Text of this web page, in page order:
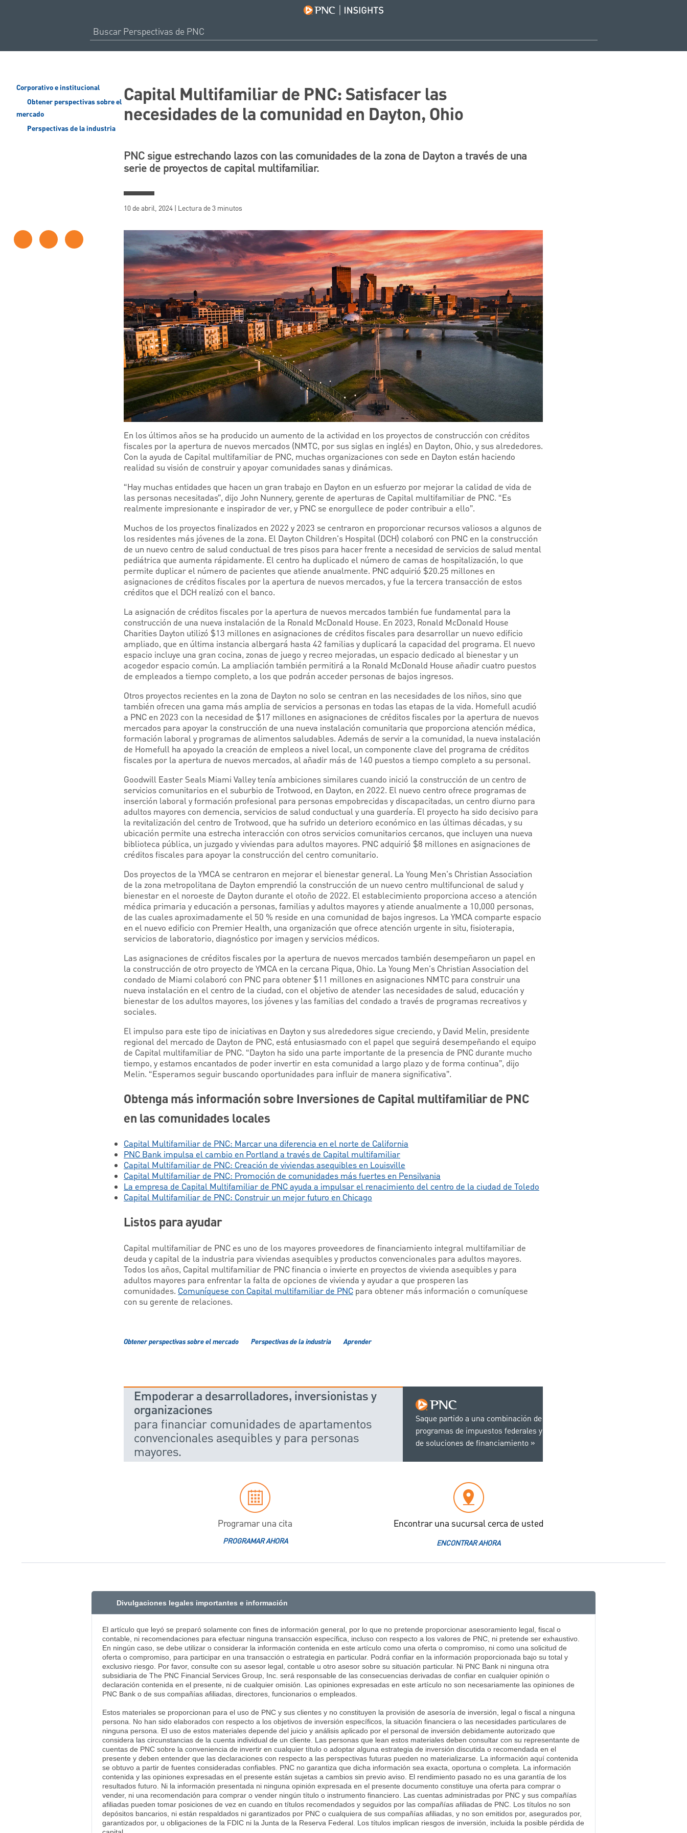
Corporativo e institucional
Obtener perspectivas sobre el
mercado
Perspectivas de la industria
Capital Multifamiliar de PNC: Satisfacer las
necesidades de la comunidad en Dayton, Ohio
PNC sigue estrechando lazos con las comunidades de la zona de Dayton a través de una
serie de proyectos de capital multifamiliar.
10 de abril, 2024 | Lectura de 3 minutos
En los últimos años se ha producido un aumento de la actividad en los proyectos de construcción con créditos
fiscales por la apertura de nuevos mercados (NMTC, por sus siglas en inglés) en Dayton, Ohio, y sus alrededores.
Con la ayuda de Capital multifamiliar de PNC, muchas organizaciones con sede en Dayton están haciendo
realidad su visión de construir y apoyar comunidades sanas y dinámicas.
“Hay muchas entidades que hacen un gran trabajo en Dayton en un esfuerzo por mejorar la calidad de vida de
las personas necesitadas”, dijo John Nunnery, gerente de aperturas de Capital multifamiliar de PNC. “Es
realmente impresionante e inspirador de ver, y PNC se enorgullece de poder contribuir a ello”.
Muchos de los proyectos finalizados en 2022 y 2023 se centraron en proporcionar recursos valiosos a algunos de
los residentes más jóvenes de la zona. El Dayton Children's Hospital (DCH) colaboró con PNC en la construcción
de un nuevo centro de salud conductual de tres pisos para hacer frente a necesidad de servicios de salud mental
pediátrica que aumenta rápidamente. El centro ha duplicado el número de camas de hospitalización, lo que
permite duplicar el número de pacientes que atiende anualmente. PNC adquirió $20.25 millones en
asignaciones de créditos fiscales por la apertura de nuevos mercados, y fue la tercera transacción de estos
créditos que el DCH realizó con el banco.
La asignación de créditos fiscales por la apertura de nuevos mercados también fue fundamental para la
construcción de una nueva instalación de la Ronald McDonald House. En 2023, Ronald McDonald House
Charities Dayton utilizó $13 millones en asignaciones de créditos fiscales para desarrollar un nuevo edificio
ampliado, que en última instancia albergará hasta 42 familias y duplicará la capacidad del programa. El nuevo
espacio incluye una gran cocina, zonas de juego y recreo mejoradas, un espacio dedicado al bienestar y un
acogedor espacio común. La ampliación también permitirá a la Ronald McDonald House añadir cuatro puestos
de empleados a tiempo completo, a los que podrán acceder personas de bajos ingresos.
Otros proyectos recientes en la zona de Dayton no solo se centran en las necesidades de los niños, sino que
también ofrecen una gama más amplia de servicios a personas en todas las etapas de la vida. Homefull acudió
a PNC en 2023 con la necesidad de $17 millones en asignaciones de créditos fiscales por la apertura de nuevos
mercados para apoyar la construcción de una nueva instalación comunitaria que proporciona atención médica,
formación laboral y programas de alimentos saludables. Además de servir a la comunidad, la nueva instalación
de Homefull ha apoyado la creación de empleos a nivel local, un componente clave del programa de créditos
fiscales por la apertura de nuevos mercados, al añadir más de 140 puestos a tiempo completo a su personal.
Goodwill Easter Seals Miami Valley tenía ambiciones similares cuando inició la construcción de un centro de
servicios comunitarios en el suburbio de Trotwood, en Dayton, en 2022. El nuevo centro ofrece programas de
inserción laboral y formación profesional para personas empobrecidas y discapacitadas, un centro diurno para
adultos mayores con demencia, servicios de salud conductual y una guardería. El proyecto ha sido decisivo para
la revitalización del centro de Trotwood, que ha sufrido un deterioro económico en las últimas décadas, y su
ubicación permite una estrecha interacción con otros servicios comunitarios cercanos, que incluyen una nueva
biblioteca pública, un juzgado y viviendas para adultos mayores. PNC adquirió $8 millones en asignaciones de
créditos fiscales para apoyar la construcción del centro comunitario.
Dos proyectos de la YMCA se centraron en mejorar el bienestar general. La Young Men's Christian Association
de la zona metropolitana de Dayton emprendió la construcción de un nuevo centro multifuncional de salud y
bienestar en el noroeste de Dayton durante el otoño de 2022. El establecimiento proporciona acceso a atención
médica primaria y educación a personas, familias y adultos mayores y atiende anualmente a 10,000 personas,
de las cuales aproximadamente el 50 % reside en una comunidad de bajos ingresos. La YMCA comparte espacio
en el nuevo edificio con Premier Health, una organización que ofrece atención urgente in situ, fisioterapia,
servicios de laboratorio, diagnóstico por imagen y servicios médicos.
Las asignaciones de créditos fiscales por la apertura de nuevos mercados también desempeñaron un papel en
la construcción de otro proyecto de YMCA en la cercana Piqua, Ohio. La Young Men's Christian Association del
condado de Miami colaboró con PNC para obtener $11 millones en asignaciones NMTC para construir una
nueva instalación en el centro de la ciudad, con el objetivo de atender las necesidades de salud, educación y
bienestar de los adultos mayores, los jóvenes y las familias del condado a través de programas recreativos y
sociales.
El impulso para este tipo de iniciativas en Dayton y sus alrededores sigue creciendo, y David Melin, presidente
regional del mercado de Dayton de PNC, está entusiasmado con el papel que seguirá desempeñando el equipo
de Capital multifamiliar de PNC. “Dayton ha sido una parte importante de la presencia de PNC durante mucho
tiempo, y estamos encantados de poder invertir en esta comunidad a largo plazo y de forma continua”, dijo
Melin. “Esperamos seguir buscando oportunidades para influir de manera significativa”.
Obtenga más información sobre Inversiones de Capital multifamiliar de PNC
en las comunidades locales
Capital Multifamiliar de PNC: Marcar una diferencia en el norte de California
PNC Bank impulsa el cambio en Portland a través de Capital multifamiliar
Capital Multifamiliar de PNC: Creación de viviendas asequibles en Louisville
Capital Multifamiliar de PNC: Promoción de comunidades más fuertes en Pensilvania
La empresa de Capital Multifamiliar de PNC ayuda a impulsar el renacimiento del centro de la ciudad de Toledo
Capital Multifamiliar de PNC: Construir un mejor futuro en Chicago
Listos para ayudar
Capital multifamiliar de PNC es uno de los mayores proveedores de financiamiento integral multifamiliar de
deuda y capital de la industria para viviendas asequibles y productos convencionales para adultos mayores.
Todos los años, Capital multifamiliar de PNC financia o invierte en proyectos de vivienda asequibles y para
adultos mayores para enfrentar la falta de opciones de vivienda y ayudar a que prosperen las
comunidades. Comuníquese con Capital multifamiliar de PNC para obtener más información o comuníquese
con su gerente de relaciones.
Obtener perspectivas sobre el mercado Perspectivas de la industria Aprender
Saque partido a una combinación de
programas de impuestos federales y
de soluciones de financiamiento
Empoderar a desarrolladores, inversionistas y
organizaciones
para financiar comunidades de apartamentos
convencionales asequibles y para personas
mayores.
Programar una cita
PROGRAMAR AHORA
Encontrar una sucursal cerca de usted
ENCONTRAR AHORA
Divulgaciones legales importantes e información
El artículo que leyó se preparó solamente con fines de información general, por lo que no pretende proporcionar asesoramiento legal, fiscal o
contable, ni recomendaciones para efectuar ninguna transacción específica, incluso con respecto a los valores de PNC, ni pretende ser exhaustivo.
En ningún caso, se debe utilizar o considerar la información contenida en este artículo como una oferta o compromiso, ni como una solicitud de
oferta o compromiso, para participar en una transacción o estrategia en particular. Podrá confiar en la información proporcionada bajo su total y
exclusivo riesgo. Por favor, consulte con su asesor legal, contable u otro asesor sobre su situación particular. Ni PNC Bank ni ninguna otra
subsidiaria de The PNC Financial Services Group, Inc. será responsable de las consecuencias derivadas de confiar en cualquier opinión o
declaración contenida en el presente, ni de cualquier omisión. Las opiniones expresadas en este artículo no son necesariamente las opiniones de
PNC Bank o de sus compañías afiliadas, directores, funcionarios o empleados.
Estos materiales se proporcionan para el uso de PNC y sus clientes y no constituyen la provisión de asesoría de inversión, legal o fiscal a ninguna
persona. No han sido elaborados con respecto a los objetivos de inversión específicos, la situación financiera o las necesidades particulares de
ninguna persona. El uso de estos materiales depende del juicio y análisis aplicado por el personal de inversión debidamente autorizado que
considera las circunstancias de la cuenta individual de un cliente. Las personas que lean estos materiales deben consultar con su representante de
cuentas de PNC sobre la conveniencia de invertir en cualquier título o adoptar alguna estrategia de inversión discutida o recomendada en el
presente y deben entender que las declaraciones con respecto a las perspectivas futuras pueden no materializarse. La información aquí contenida
se obtuvo a partir de fuentes consideradas confiables. PNC no garantiza que dicha información sea exacta, oportuna o completa. La información
contenida y las opiniones expresadas en el presente están sujetas a cambios sin previo aviso. El rendimiento pasado no es una garantía de los
resultados futuro. Ni la información presentada ni ninguna opinión expresada en el presente documento constituye una oferta para comprar o
vender, ni una recomendación para comprar o vender ningún título o instrumento financiero. Las cuentas administradas por PNC y sus compañías
afiliadas pueden tomar posiciones de vez en cuando en títulos recomendados y seguidos por las compañías afiliadas de PNC. Los títulos no son
depósitos bancarios, ni están respaldados ni garantizados por PNC o cualquiera de sus compañías afiliadas, y no son emitidos por, asegurados por,
garantizados por, u obligaciones de la FDIC ni la Junta de la Reserva Federal. Los títulos implican riesgos de inversión, incluida la posible pérdida de